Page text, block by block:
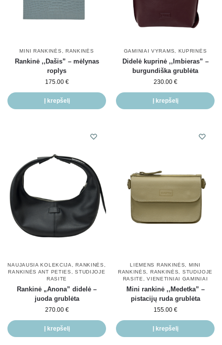
MINI RANKINĖS RANKINĖS
Rankinė ,,Dašis” – mėlynas
roplys
175.00 €
Į krepšelį
GAMINIAI VYRAMS KUPRINĖS
Didelė kuprinė ,,Imbieras” –
burgundiška grublėta
230.00 €
Į krepšelį
NAUJAUSIA KOLEKCIJA ,RANKINĖS
RANKINĖS ANT PETIES
,STUDIJOJE
RASITE
Rankinė „Anona” didelė –
juoda grublėta
270.00 €
Į krepšelį
LIEMENS RANKINĖS
MINI
RANKINĖS
RANKINĖS
STUDIJOJE
RASITE
,VIENETINIAI GAMINIAI
Mini rankinė ,,Medetka” –
pistacijų ruda grublėta
155.00 €
Į krepšelį